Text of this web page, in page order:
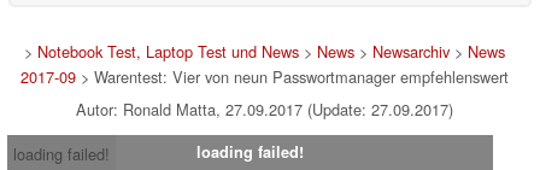
> Notebook Test, Laptop Test und News> News> Newsarchiv> News
2017-09> Warentest: Vier von neun Passwortmanager empfehlenswert
Autor: Ronald Matta, 27.09.2017 (Update: 27.09.2017)
loading failed!
loading failed!